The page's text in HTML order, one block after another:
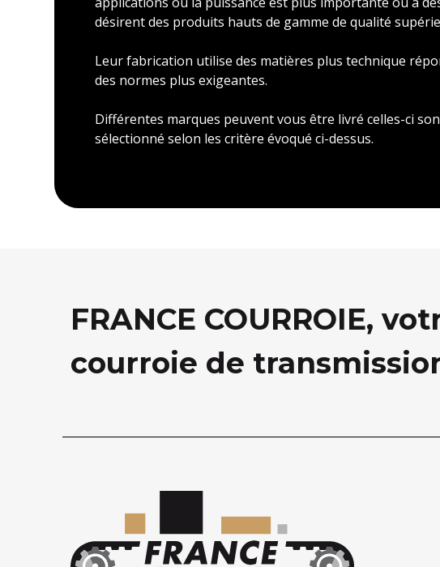
désirent des produits hauts de gamme de qualité
Leur fabrication utilise des matières plus technique
des normes plus exigeantes.
Différentes marques peuvent vous être livré celles-ci
sélectionné selon les critère évoqué ci-dessus.
FRANCE COURROIE,
courroie de